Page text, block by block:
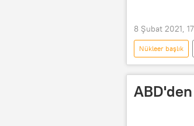
8 Şubat 2021,
Nükleer başlık
nükleer füze